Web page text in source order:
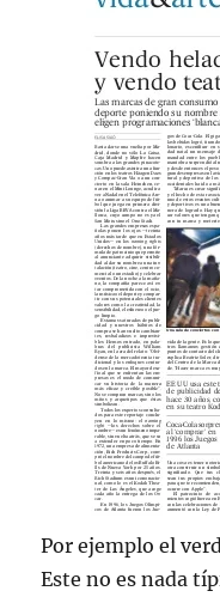
Por ejemplo el
Este no es nada